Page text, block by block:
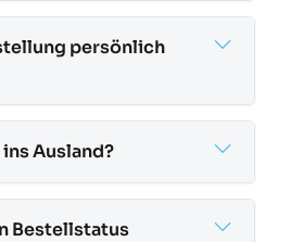
persönlich
Ausland?
Bestellstatus